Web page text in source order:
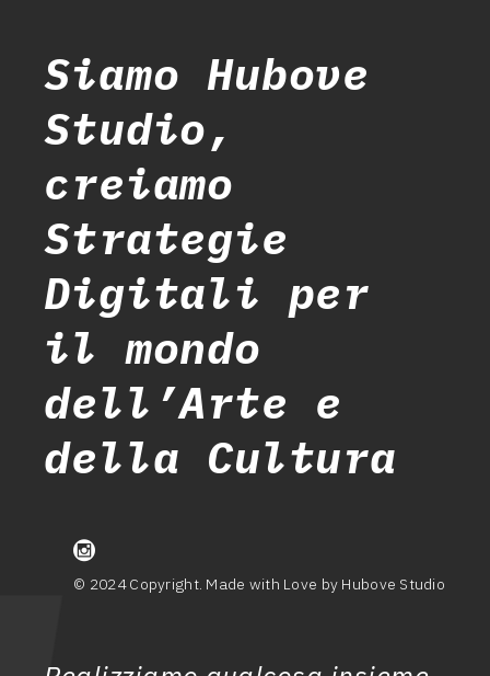
Siamo Hubove
Studio,
creiamo
Strategie
Digitali per
il mondo
dell’Arte e
della Cultura
© 2024 Copyright. Made with Love by Hubove Studio